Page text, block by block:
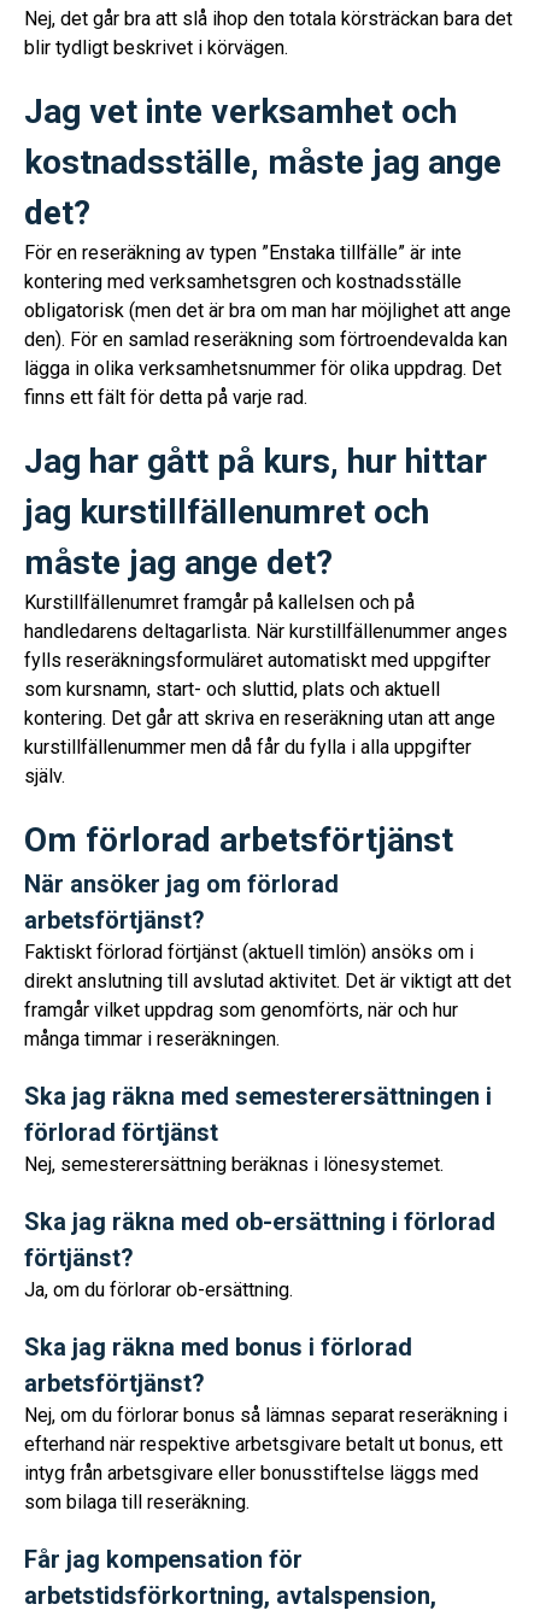
Nej, det går bra att slå ihop den totala körsträckan bara det
blir tydligt beskrivet i körvägen.
Jag vet inte verksamhet och
kostnadsställe, måste jag ange
det?
För en reseräkning av typen ”Enstaka tillfälle” är inte
kontering med verksamhetsgren och kostnadsställe
obligatorisk (men det är bra om man har möjlighet att ange
den). För en samlad reseräkning som förtroendevalda kan
lägga in olika verksamhetsnummer för olika uppdrag. Det
finns ett fält för detta på varje rad.
Jag har gått på kurs, hur hittar
jag kurstillfällenumret och
måste jag ange det?
Kurstillfällenumret framgår på kallelsen och på
handledarens deltagarlista. När kurstillfällenummer anges
fylls reseräkningsformuläret automatiskt med uppgifter
som kursnamn, start- och sluttid, plats och aktuell
kontering. Det går att skriva en reseräkning utan att ange
kurstillfällenummer men då får du fylla i alla uppgifter
själv.
Om förlorad arbetsförtjänst
När ansöker jag om förlorad
arbetsförtjänst?
Faktiskt förlorad förtjänst (aktuell timlön) ansöks om i
direkt anslutning till avslutad aktivitet. Det är viktigt att det
framgår vilket uppdrag som genomförts, när och hur
många timmar i reseräkningen.
Ska jag räkna med semesterersättningen i
förlorad förtjänst
Nej, semesterersättning beräknas i lönesystemet.
Ska jag räkna med ob-ersättning i förlorad
förtjänst?
Ja, om du förlorar ob-ersättning.
Ska jag räkna med bonus i förlorad
arbetsförtjänst?
Nej, om du förlorar bonus så lämnas separat reseräkning i
efterhand när respektive arbetsgivare betalt ut bonus, ett
intyg från arbetsgivare eller bonusstiftelse läggs med
som bilaga till reseräkning.
Får jag kompensation för
arbetstidsförkortning, avtalspension,